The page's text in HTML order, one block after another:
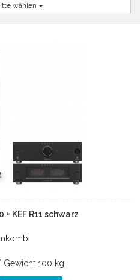
wählen
+ KEF R11 schwarz
Gewicht 100 kg